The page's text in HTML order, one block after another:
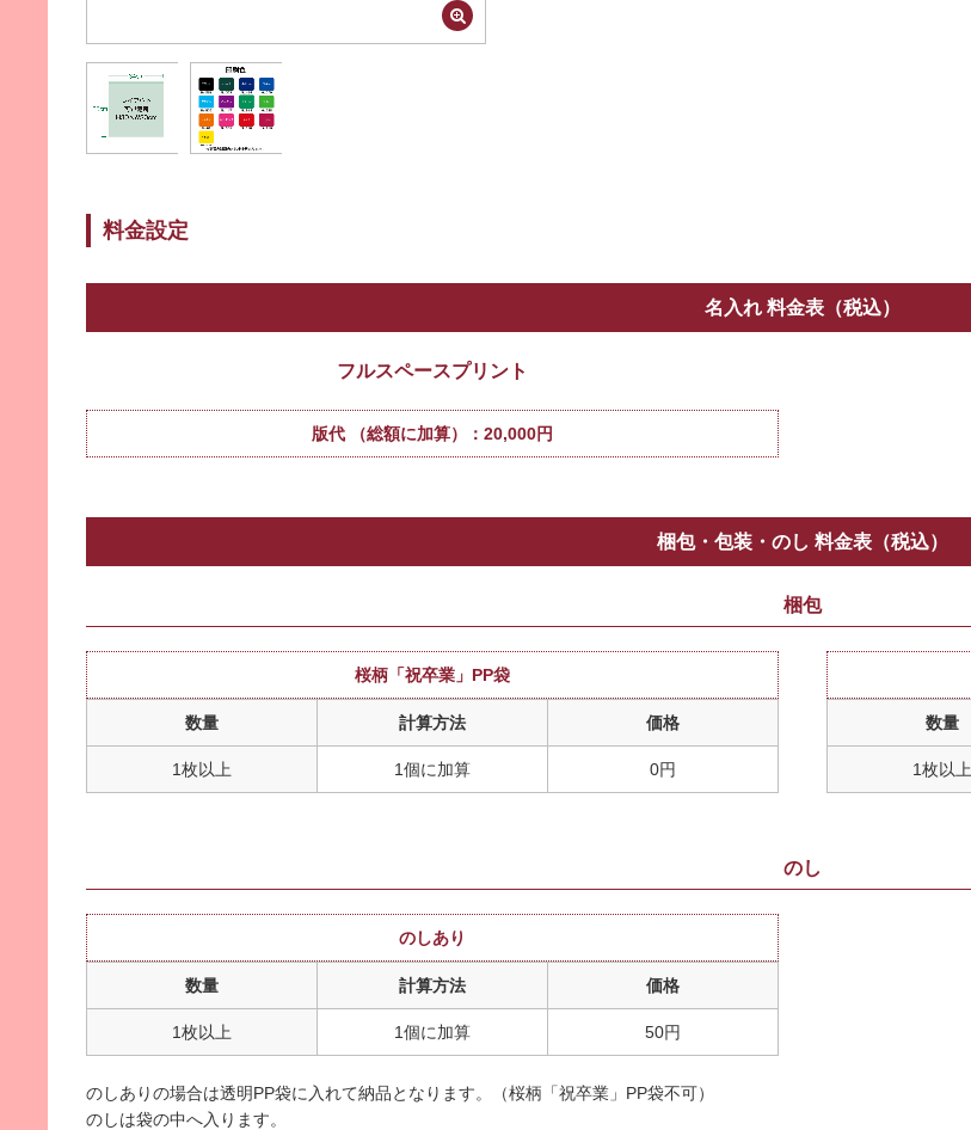
料金設定
名入れ 料金表（税込）
フルスペースプリント
版代 （総額に加算）：20,000円
梱包・包装・のし 料金表（税込）
梱包
桜柄「祝卒業」PP袋
数量 計算方法 価格
1枚以上 1個に加算 0円
数量
1枚以上
のし
のしあり
数量 計算方法 価格
1枚以上 1個に加算 50円
のしありの場合は透明PP袋に入れて納品となります。（桜柄「祝卒業」PP袋不可）
のしは袋の中へ入ります。